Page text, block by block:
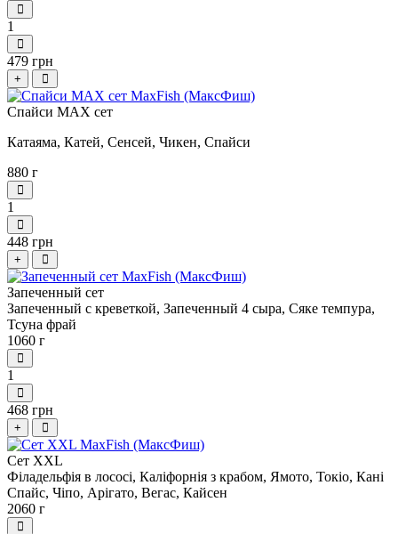
1
479 грн
+
Спайси МАХ сет
Катаяма, Катей, Сенсей, Чикен, Спайси
880 г
1
448 грн
+
Запеченный сет
Запеченный с креветкой, Запеченный 4 сыра, Сяке темпура,
Тсуна фрай
1060 г
1
468 грн
+
Сет XXL
Філадельфія в лососі, Каліфорнія з крабом, Ямото, Токіо, Кані
Спайс, Чіпо, Арігато, Вегас, Кайсен
2060 г